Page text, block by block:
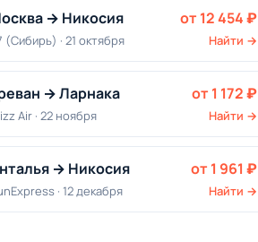
→ Никосия
(Сибирь) · 21 октября
от 12 454 ₽
Найти →
→ Ларнака
Air · 22 ноября
от 1 172 ₽
Найти →
→ Никосия
· 12 декабря
от 1 961 ₽
Найти →